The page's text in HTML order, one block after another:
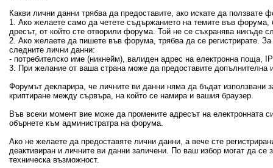
Какви лични данни трябва да предоставите, ако искате да ползвате
1. Ако желаете само да четете съдържанието на темите във
дресът, от който сте отворили форума. Той не се съхранява никъде
2. Ако желаете да пишете във форума, трябва да се регистрирате.
следните лични данни:
- потребителско име (никнейм), валиден адрес на електронна
3. При желание от ваша страна може да предоставите
Форумът декларира, че личните ви данни няма да бъдат използвани
криптиране между сървъра, на който се намира и вашия браузер.
Във всеки момент вие може да промените адресът на електронната
обърнете към администратра на форума.
Ако не желаете да предоставяте лични данни, а вече сте
деактивиран и личните ви данни заличени. По ваш избор могат да
техническа възможност.